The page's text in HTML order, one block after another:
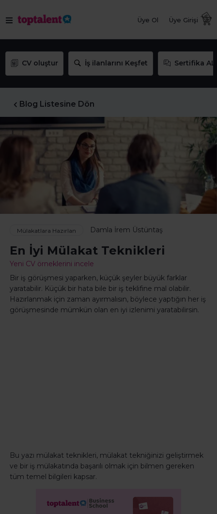
Üye Ol Üye Girişi
CV oluştur İş ilanlarını Keşfet Sertifika AL
Blog Listesine Dön
Mülakatlara Hazırlan Damla İrem Üstüntaş
En İyi Mülakat Teknikleri
Yeni CV örneklerini incele
Bir iş görüşmesi yaparken, küçük şeyler büyük farklar
yaratabilir. Küçük bir hata bile bir iş teklifine mal olabilir.
Hazırlanmak için zaman ayırmalısın, böylece yaptığın her iş
görüşmesinde mümkün olan en iyi izlenimi yaratabilirsin.
Bu yazı mülakat teknikleri, mülakat tekniğinizi geliştirmek
ve bir iş mülakatında başarılı olmak için bilmen gereken
tüm temel bilgileri kapsar.